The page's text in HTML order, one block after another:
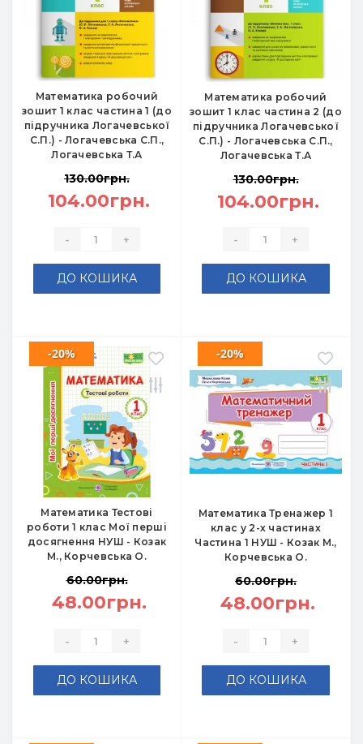
Математика робочий
зошит 1 клас частина 1 (до
підручника Логачевської
С.П.) - Логачевська С.П.,
Логачевська Т.А
130.00грн.
104.00грн.
- +
ДО КОШИКА
Математика робочий
зошит 1 клас частина 2 (до
підручника Логачевської
С.П.) - Логачевська С.П.,
Логачевська Т.А
130.00грн.
104.00грн.
- +
ДО КОШИКА
Математика Тестові
роботи 1 клас Мої перші
досягнення НУШ - Козак
М., Корчевська О.
-20%
60.00грн.
48.00грн.
- +
ДО КОШИКА
Математика Тренажер 1
клас у 2-х частинах
Частина 1 НУШ - Козак М.,
Корчевська О.
-20%
60.00грн.
48.00грн.
- +
ДО КОШИКА